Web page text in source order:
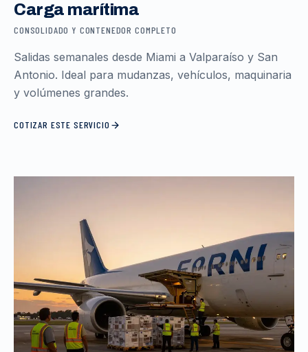
Carga marítima
CONSOLIDADO Y CONTENEDOR COMPLETO
Salidas semanales desde Miami a Valparaíso y San
Antonio. Ideal para mudanzas, vehículos, maquinaria
y volúmenes grandes.
COTIZAR ESTE SERVICIO